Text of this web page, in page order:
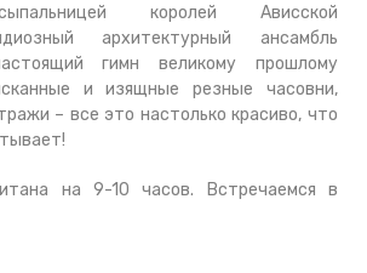
королей Ависской
архитектурный ансамбль
гимн великому прошлому
и изящные резные часовни,
– все это настолько красиво, что
на 9-10 часов. Встречаемся в